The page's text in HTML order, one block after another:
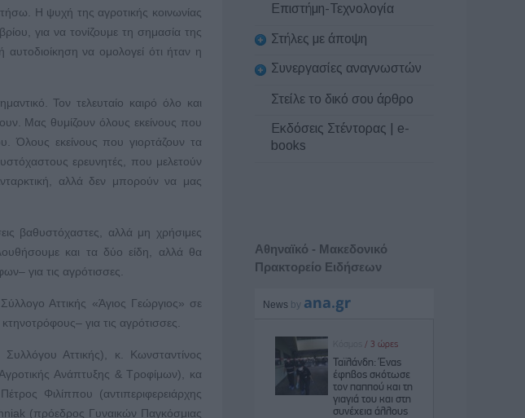
Η ψυχή της αγροτικής κοινωνίας
για να τονίζουμε τη σημασία της
να ομολογεί ότι ήταν η
Τον τελευταίο καιρό όλο και
Μας θυμίζουν όλους εκείνους που
Όλους εκείνους που γιορτάζουν τα
ερευνητές, που μελετούν
αλλά δεν μπορούν να μας
βαθυστόχαστες, αλλά μη χρήσιμες
και τα δύο είδη, αλλά θα
για τις αγρότισσες.
Αττικής «Άγιος Γεώργιος» σε
για τις αγρότισσες.
Αττικής), κ. Κωνσταντίνος
Ανάπτυξης & Τροφίμων), κα
Φιλίππου (αντιπεριφερειάρχης
(πρόεδρος Γυναικών Παγκόσμιας
Επιστήμη-Τεχνολογία
Στήλες με άποψη
Συνεργασίες αναγνωστών
Στείλε το δικό σου άρθρο
Εκδόσεις Στέντορας | e-
books
Αθηναϊκό - Μακεδονικό
Πρακτορείο Ειδήσεων